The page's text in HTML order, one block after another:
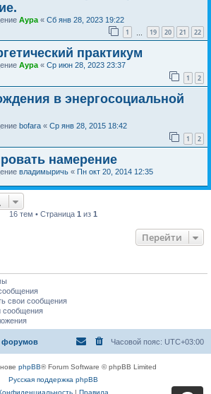
Аура « Сб янв 28, 2023 19:22
1 19 20 21 22
практикум
Аура« Ср июн 28, 2023 23:37
1 2
в энергосоциальной
bofara « Ср янв 28, 2015 18:42
1 2
намерение
владимыричь « Пн окт 20, 2014 12:35
16 тем • Страница 1 из 1
Перейти
свои сообщения
сообщения
форумов Часовой пояс: UTC+03:00
phpBB® Forum Software © phpBB Limited
Русская поддержка phpBB
| Правила